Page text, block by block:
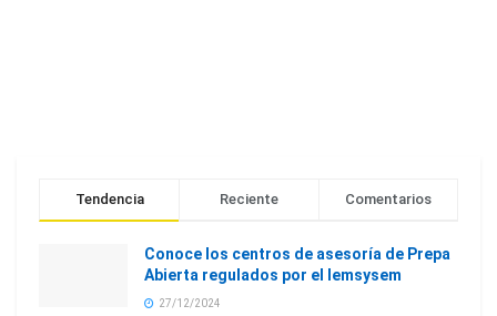
Tendencia Reciente Comentarios
Conoce los centros de asesoría de Prepa
Abierta regulados por el Iemsysem
27/12/2024